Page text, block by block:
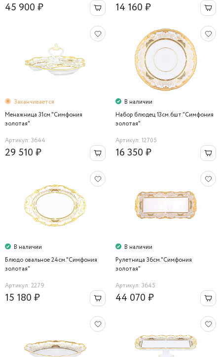
45 900 ₽ 14 160 ₽
Заканчивается
Менажница 31см."Симфония
золотая"
Артикул: 3644
29 510 ₽
В наличии
Набор блюдец 13см.6шт."Симфония
золотая"
Артикул: 12705
16 350 ₽
В наличии
Блюдо овальное 24см."Симфония
золотая"
Артикул: 2279
15 180 ₽
В наличии
Рулетница 36см."Симфония
золотая"
Артикул: 3645
44 070 ₽